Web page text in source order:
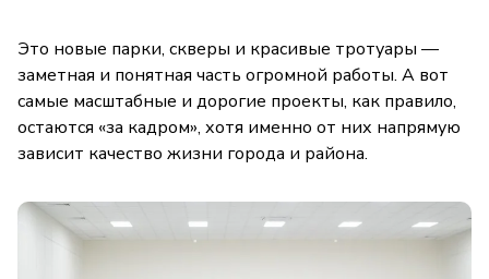
Это новые парки, скверы и красивые тротуары —
заметная и понятная часть огромной работы. А вот
самые масштабные и дорогие проекты, как правило,
остаются «за кадром», хотя именно от них напрямую
зависит качество жизни города и района.